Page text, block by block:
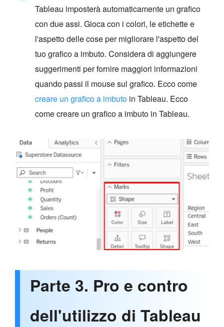
Tableau imposterà automaticamente un grafico
con due assi. Gioca con i colori, le etichette e
l'aspetto delle cose per migliorare l'aspetto del
tuo grafico a imbuto. Considera di aggiungere
suggerimenti per fornire maggiori informazioni
quando passi il mouse sul grafico. Ecco come
creare un grafico a imbuto in Tableau. Ecco
come creare un grafico a imbuto in Tableau.
Parte 3. Pro e contro
dell'utilizzo di Tableau